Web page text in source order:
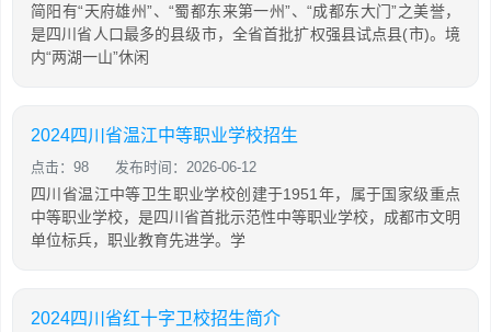
简阳有“天府雄州”、“蜀都东来第一州”、“成都东大门”之美誉，
是四川省人口最多的县级市，全省首批扩权强县试点县(市)。境
内“两湖一山”休闲
2024四川省温江中等职业学校招生
点击：98 发布时间：2026-06-12
四川省温江中等卫生职业学校创建于1951年，属于国家级重点
中等职业学校，是四川省首批示范性中等职业学校，成都市文明
单位标兵，职业教育先进学。学
2024四川省红十字卫校招生简介